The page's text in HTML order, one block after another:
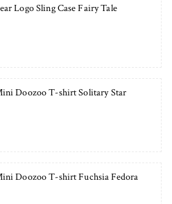
Logo Sling Case Fairy Tale
Doozoo T-shirt Solitary Star
Doozoo T-shirt Fuchsia Fedora